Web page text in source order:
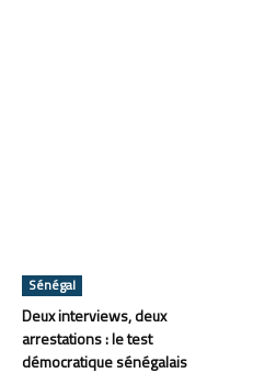
Sénégal
Deux interviews, deux
arrestations : le test
démocratique sénégalais